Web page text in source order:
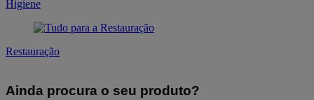
Higiene
Restauração
Ainda procura o seu produto?